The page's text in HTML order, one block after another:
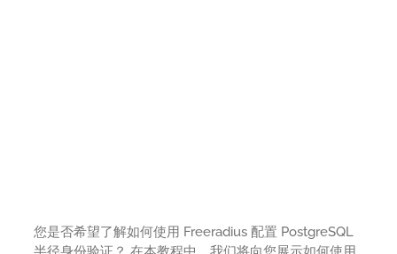
您是否希望了解如何使用 Freeradius 配置 PostgreSQL